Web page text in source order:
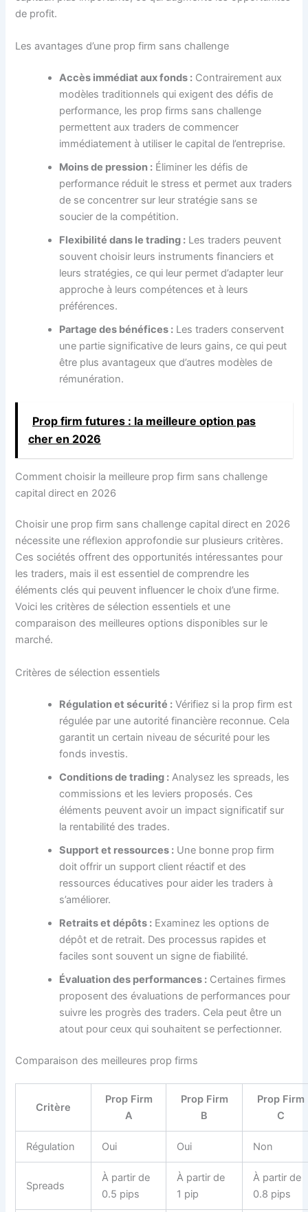
de profit.
Les avantages d’une prop firm sans challenge
Accès immédiat aux fonds : Contrairement aux
modèles traditionnels qui exigent des défis de
performance, les prop firms sans challenge
permettent aux traders de commencer
immédiatement à utiliser le capital de l’entreprise.
Moins de pression : Éliminer les défis de
performance réduit le stress et permet aux traders
de se concentrer sur leur stratégie sans se
soucier de la compétition.
Flexibilité dans le trading : Les traders peuvent
souvent choisir leurs instruments financiers et
leurs stratégies, ce qui leur permet d’adapter leur
approche à leurs compétences et à leurs
préférences.
Partage des bénéfices : Les traders conservent
une partie significative de leurs gains, ce qui peut
être plus avantageux que d’autres modèles de
rémunération.
Prop firm futures : la meilleure option pas
cher en 2026
Comment choisir la meilleure prop firm sans challenge
capital direct en 2026
Choisir une prop firm sans challenge capital direct en 2026
nécessite une réflexion approfondie sur plusieurs critères.
Ces sociétés offrent des opportunités intéressantes pour
les traders, mais il est essentiel de comprendre les
éléments clés qui peuvent influencer le choix d’une firme.
Voici les critères de sélection essentiels et une
comparaison des meilleures options disponibles sur le
marché.
Critères de sélection essentiels
Régulation et sécurité : Vérifiez si la prop firm est
régulée par une autorité financière reconnue. Cela
garantit un certain niveau de sécurité pour les
fonds investis.
Conditions de trading : Analysez les spreads, les
commissions et les leviers proposés. Ces
éléments peuvent avoir un impact significatif sur
la rentabilité des trades.
Support et ressources : Une bonne prop firm
doit offrir un support client réactif et des
ressources éducatives pour aider les traders à
s’améliorer.
Retraits et dépôts : Examinez les options de
dépôt et de retrait. Des processus rapides et
faciles sont souvent un signe de fiabilité.
Évaluation des performances : Certaines firmes
proposent des évaluations de performances pour
suivre les progrès des traders. Cela peut être un
atout pour ceux qui souhaitent se perfectionner.
Comparaison des meilleures prop firms
Critère
Prop Firm
A
Prop Firm
B
Prop Firm
C
Régulation Oui Oui Non
Spreads
À partir de
0.5 pips
À partir de
1 pip
À partir de
0.8 pips